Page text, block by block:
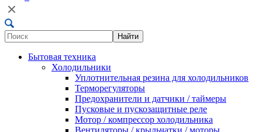
Найти
Бытовая техника
Холодильники
Уплотнительная резина для холодильников
Терморегуляторы
Предохранители и датчики / таймеры
Пусковые и пускозащитные реле
Мотор / компрессор холодильника
Вентиляторы / крыльчатки / моторы